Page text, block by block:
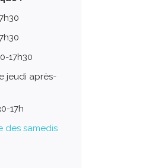
17h30
jeudi après-
17h
des samedis